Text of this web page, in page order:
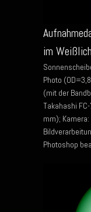
im
Photo
(mit der
Takahashi
mm);
Photoshop